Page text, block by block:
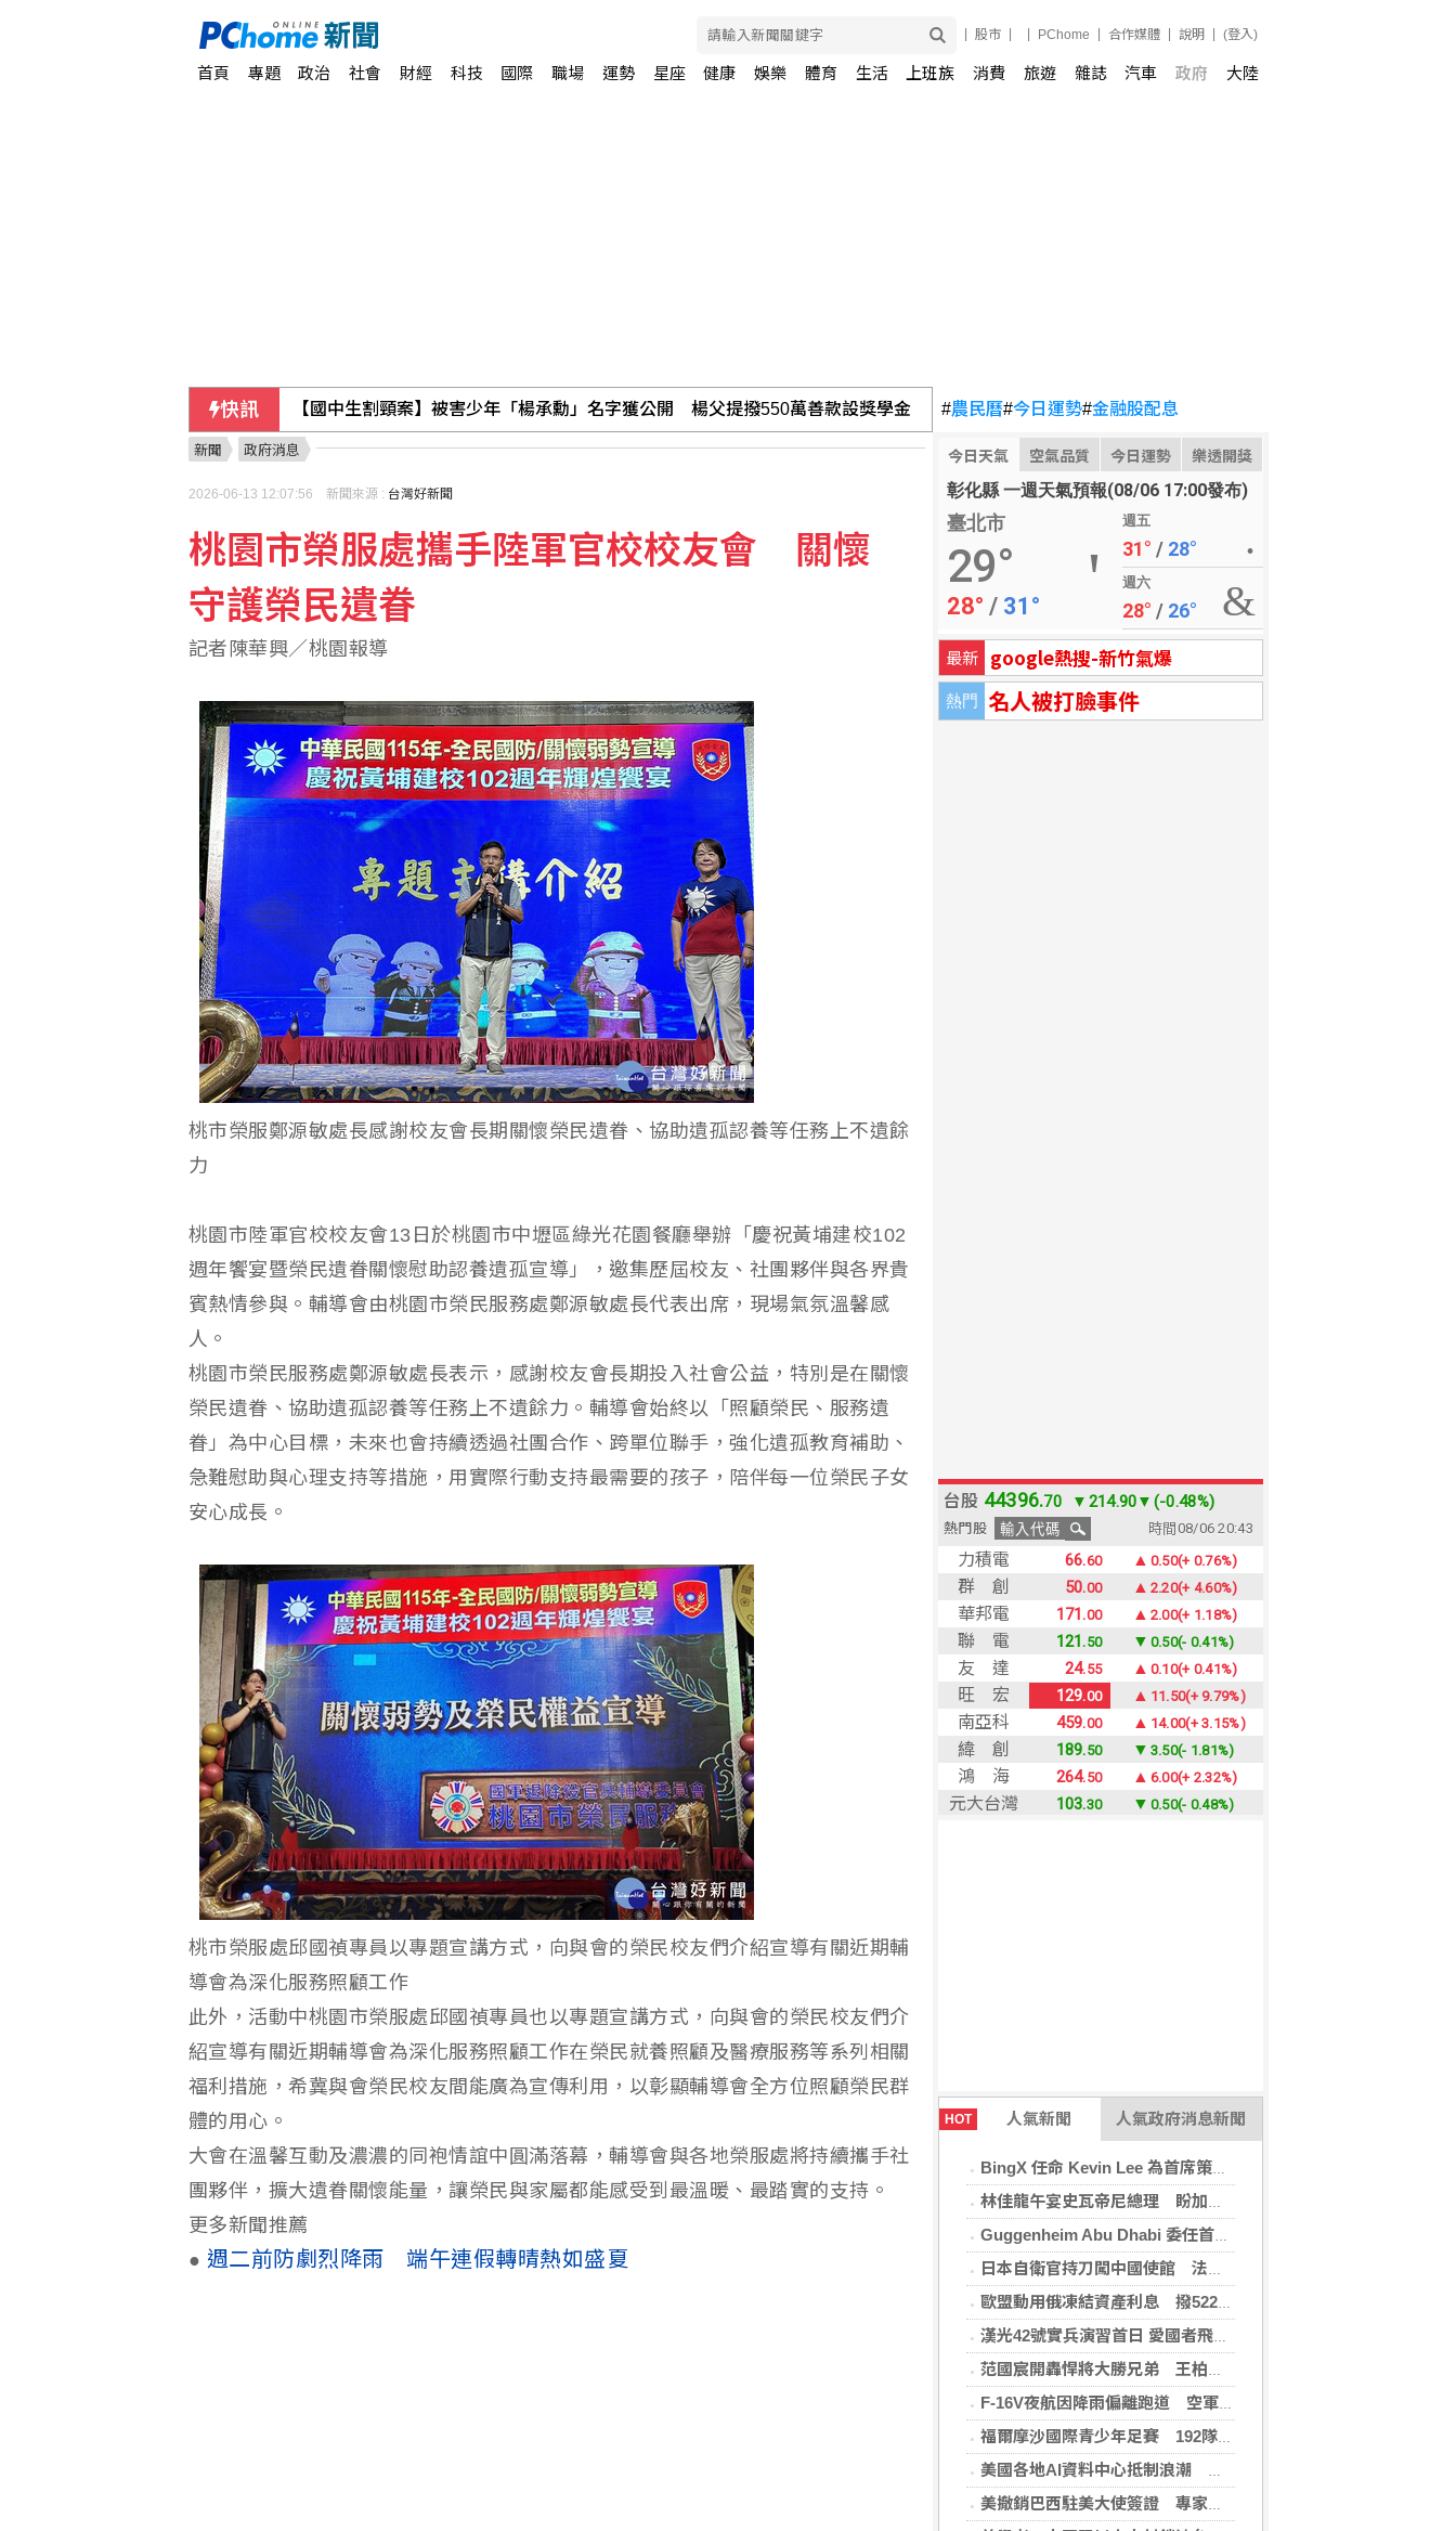
股市 PChome 合作媒體 說明 (登入)
首頁 專題 政治 社會 財經 科技 國際 職場 運勢 星座 健康 娛樂 體育 生活 上班族 消費 旅遊 雜誌 汽車 政府 大陸
快訊 【國中生割頸案】被害少年「楊承勳」名字獲公開 楊父提撥550萬善款設獎學金
高市早苗熊本勘災掀論戰 官邸駁視察「只待3分鐘」
外送專法上路2週 Uber Eats：低報酬者收入增逾18%
#農民曆#今日運勢#金融股配息
今日天氣 空氣品質 今日運勢 樂透開獎
彰化縣 一週天氣預報(08/06 17:00發布)
臺北市
29°
28° / 31°
週五
31° / 28°
週六
28° / 26°
最新 google熱搜-新竹氣爆
熱門 名人被打臉事件
HOT 人氣新聞 人氣政府消息新聞
BingX 任命 Kevin Lee 為首席策略長，加速推進多資產、以用戶為核心的發展願景
林佳龍午宴史瓦帝尼總理 盼加強各領域雙邊合作
Guggenheim Abu Dhabi 委任首任館長
日本自衛官持刀闖中國使館 法庭上稱促中國改變外交
歐盟動用俄凍結資產利息 撥522億元援助烏克蘭
漢光42號實兵演習首日 愛國者飛彈車高雄罕見現蹤
范國宸開轟悍將大勝兄弟 王柏融再見安雄鷹擒猿
F-16V夜航因降雨偏離跑道 空軍：人員安全飛機輕損
福爾摩沙國際青少年足賽 192隊參賽規模創新高
美國各地AI資料中心抵制浪潮 川普指控北京煽動
美撤銷巴西駐美大使簽證 專家警告加劇外交僵局
新聞 政府消息
2026-06-13 12:07:56 新聞來源 : 台灣好新聞
桃園市榮服處攜手陸軍官校校友會 關懷
守護榮民遺眷
記者陳華興／桃園報導
桃市榮服鄭源敏處長感謝校友會長期關懷榮民遺眷、協助遺孤認養等任務上不遺餘
力
桃園市陸軍官校校友會13日於桃園市中壢區綠光花園餐廳舉辦「慶祝黃埔建校102
週年饗宴暨榮民遺眷關懷慰助認養遺孤宣導」，邀集歷屆校友、社團夥伴與各界貴
賓熱情參與。輔導會由桃園市榮民服務處鄭源敏處長代表出席，現場氣氛溫馨感
人。
桃園市榮民服務處鄭源敏處長表示，感謝校友會長期投入社會公益，特別是在關懷
榮民遺眷、協助遺孤認養等任務上不遺餘力。輔導會始終以「照顧榮民、服務遺
眷」為中心目標，未來也會持續透過社團合作、跨單位聯手，強化遺孤教育補助、
急難慰助與心理支持等措施，用實際行動支持最需要的孩子，陪伴每一位榮民子女
安心成長。
桃市榮服處邱國禎專員以專題宣講方式，向與會的榮民校友們介紹宣導有關近期輔
導會為深化服務照顧工作
此外，活動中桃園市榮服處邱國禎專員也以專題宣講方式，向與會的榮民校友們介
紹宣導有關近期輔導會為深化服務照顧工作在榮民就養照顧及醫療服務等系列相關
福利措施，希冀與會榮民校友間能廣為宣傳利用，以彰顯輔導會全方位照顧榮民群
體的用心。
大會在溫馨互動及濃濃的同袍情誼中圓滿落幕，輔導會與各地榮服處將持續攜手社
團夥伴，擴大遺眷關懷能量，讓榮民與家屬都能感受到最溫暖、最踏實的支持。
更多新聞推薦
● 週二前防劇烈降雨 端午連假轉晴熱如盛夏